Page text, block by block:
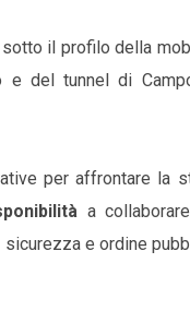
il profilo della
e del tunnel di
per affrontare la
a
e ordine